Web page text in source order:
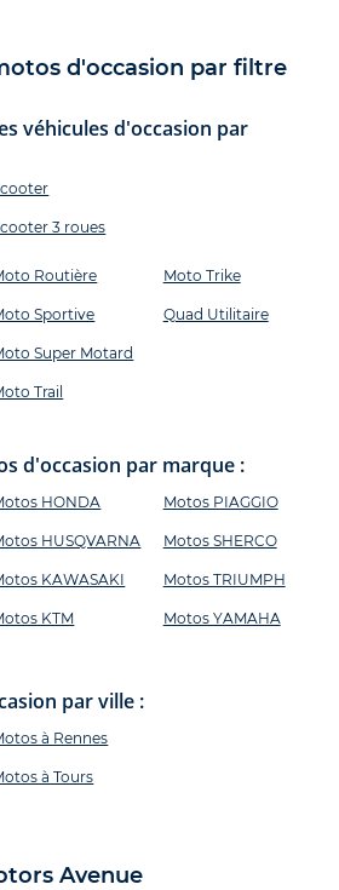
d'occasion par filtre
véhicules d'occasion par
3 roues
Routière
Sportive
Super Motard
Trail
Moto Trike
Quad Utilitaire
d'occasion par marque :
HONDA
HUSQVARNA
KAWASAKI
KTM
Motos PIAGGIO
Motos SHERCO
Motos TRIUMPH
Motos YAMAHA
par ville :
à Rennes
à Tours
Avenue